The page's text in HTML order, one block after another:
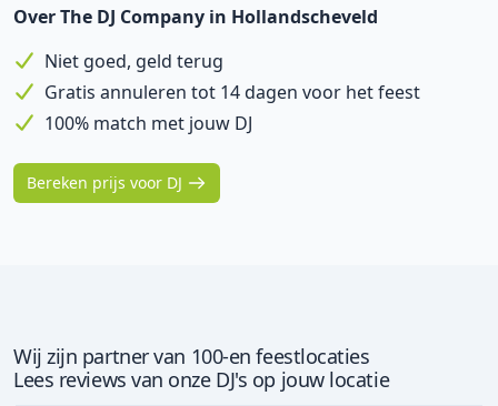
Over The DJ Company in Hollandscheveld
Niet goed, geld terug
Gratis annuleren tot 14 dagen voor het feest
100% match met jouw DJ
Bereken prijs voor DJ
Wij zijn partner van 100-en feestlocaties
Lees reviews van onze DJ's op jouw locatie